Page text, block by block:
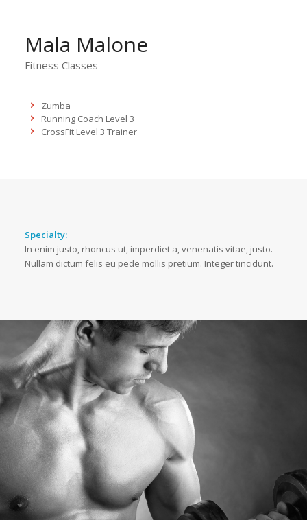
Mala Malone
Fitness Classes
Zumba
Running Coach Level 3
CrossFit Level 3 Trainer
Specialty:
In enim justo, rhoncus ut, imperdiet a, venenatis vitae, justo.
Nullam dictum felis eu pede mollis pretium. Integer tincidunt.